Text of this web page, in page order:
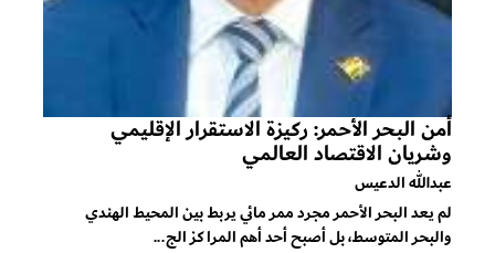
أمن البحر الأحمر: ركيزة الاستقرار الإقليمي
وشريان الاقتصاد العالمي
عبدالله الدعيس
لم يعد البحر الأحمر مجرد ممر مائي يربط بين المحيط الهندي
والبحر المتوسط، بل أصبح أحد أهم المراكز الج...